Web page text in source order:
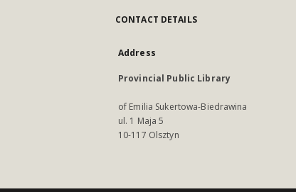
CONTACT DETAILS
Address
Provincial Public Library
of Emilia Sukertowa-Biedrawina
ul. 1 Maja 5
10-117 Olsztyn